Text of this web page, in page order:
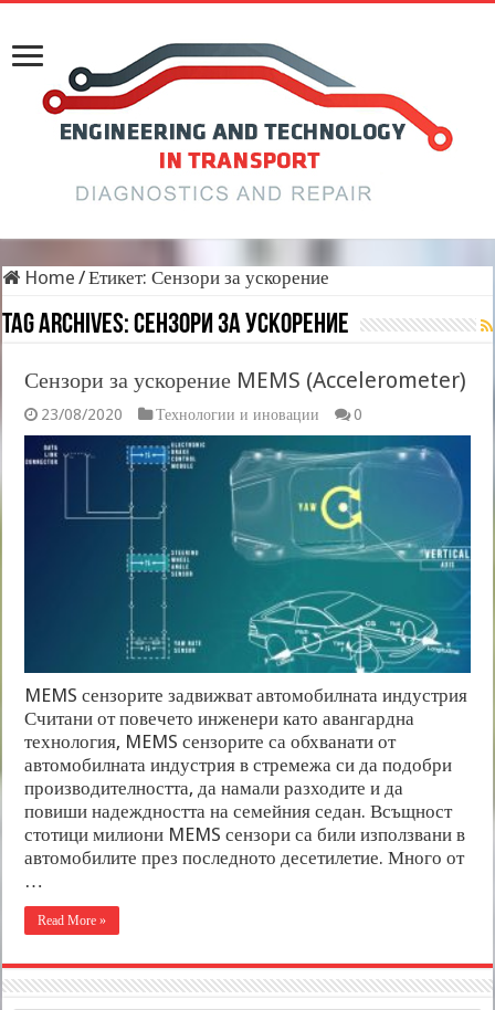
Home /Етикет:Сензори за ускорение
Tag Archives:Сензори за ускорение
Сензори за ускорение MEMS (Accelerometer)
23/08/2020 Технологии и иновации 0
MEMS сензорите задвижват автомобилната индустрия
Считани от повечето инженери като авангардна
технология, MEMS сензорите са обхванати от
автомобилната индустрия в стремежа си да подобри
производителността, да намали разходите и да
повиши надеждността на семейния седан. Всъщност
стотици милиони MEMS сензори са били използвани в
автомобилите през последното десетилетие. Много от
…
Read More »